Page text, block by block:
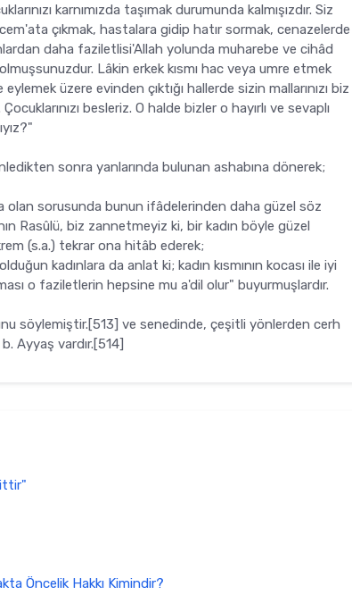
karnımızda taşımak durumunda kalmışızdır. Siz
çıkmak, hastalara gidip hatır sormak, cenaze­lerde
daha faziletlisi'Allah yolunda muharebe ve cihâd
Lâkin erkek kısmı hac veya umre etmek
üzere evinden çıktığı hallerde sizin mallarınızı biz
besleriz. O halde bizler o hayırlı ve sevaplı
sonra yanlarında bulunan ashabına dönerek;
olan sorusunda bunun ifâdelerinden daha güzel söz
Rasûlü, biz zannetmeyiz ki, bir kadın böyle güzel
(s.a.) tekrar ona hitâb ederek;
kadınlara da anlat ki; kadın kısmının kocası ile iyi
o faziletlerin hepsine mu a'dil olur" buyurmuşlardır.
söylemiştir.[513] ve senedin­de, çeşitli yönlerden cerh
Ayyaş vardır.[514]
Öncelik Hakkı Kimindir?